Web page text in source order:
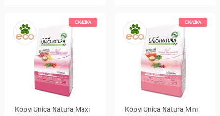
СКИДКА
Корм Unica Natura Maxi
СКИДКА
Корм Unica Natura Mini